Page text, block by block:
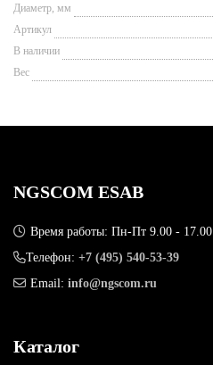
Диаметр, мм
Артикул
В наличии
Вес
NGSCOM ESAB
Время работы: Пн-Пт 9.00 - 17.00
Телефон: +7 (495) 540-53-39
Email: info@ngscom.ru
Каталог